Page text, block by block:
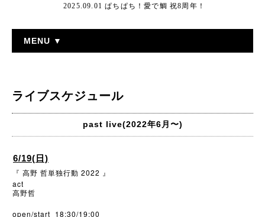
2025.09.01 ぱちぱち！愛で鯛 祝8周年！
MENU ▼
ライブスケジュール
past live(2022年6月〜)
6/19(日)
『 高野 哲単独行動 2022 』
act
高野哲
open/start 18:30/19:00